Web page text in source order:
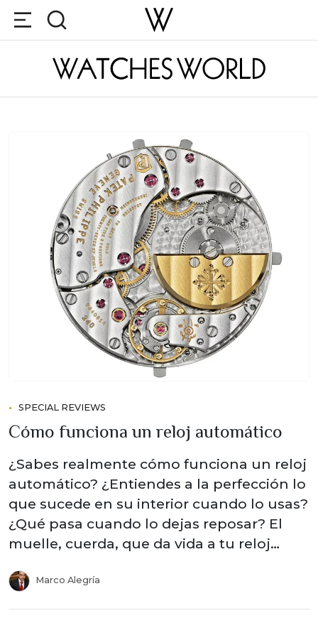
SPECIAL REVIEWS
Cómo funciona un reloj automático
¿Sabes realmente cómo funciona un reloj
automático? ¿Entiendes a la perfección lo
que sucede en su interior cuando lo usas?
¿Qué pasa cuando lo dejas reposar? El
muelle, cuerda, que da vida a tu reloj…
Marco Alegría